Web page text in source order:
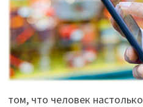
том, что человек настолько